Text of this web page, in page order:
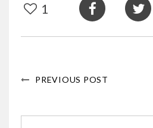
1
PREVIOUS POST